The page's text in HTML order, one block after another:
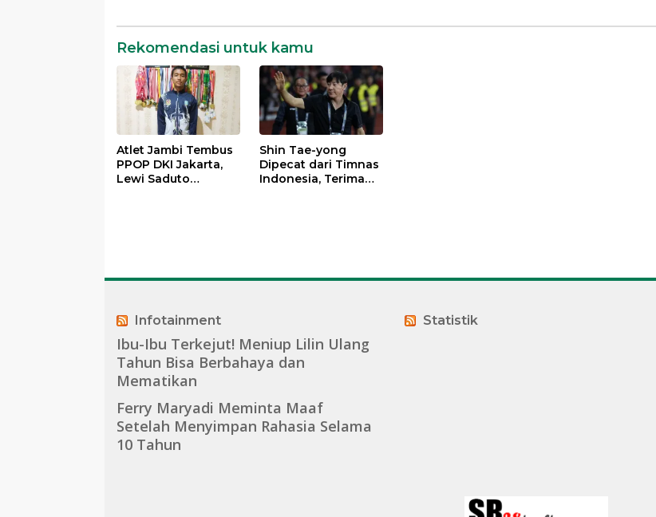
Rekomendasi untuk kamu
Atlet Jambi Tembus
PPOP DKI Jakarta,
Lewi Saduto
Shin Tae-yong
Dipecat dari Timnas
Indonesia, Terima
Infotainment
Ibu-Ibu Terkejut! Meniup Lilin Ulang
Tahun Bisa Berbahaya dan
Mematikan
Ferry Maryadi Meminta Maaf
Setelah Menyimpan Rahasia Selama
10 Tahun
Statistik